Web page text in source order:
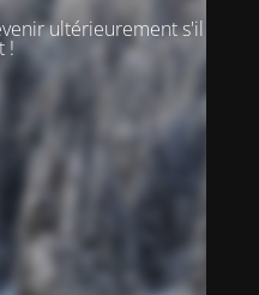
ultérieurement s'il vous
!